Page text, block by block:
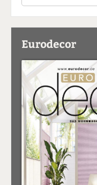
Eurodecor